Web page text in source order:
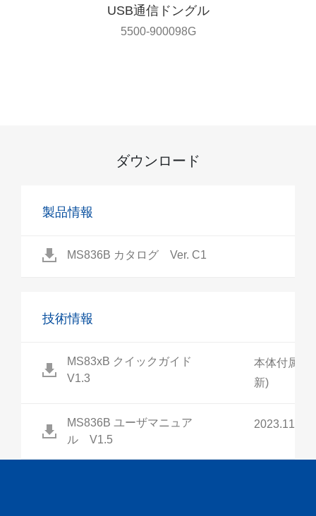
USB通信ドングル
5500-900098G
ダウンロード
製品情報
MS836B カタログ Ver. C1
技術情報
MS83xB クイックガイド
V1.3
本体付属説
新)
MS836B ユーザマニュア
ル V1.5
2023.11更